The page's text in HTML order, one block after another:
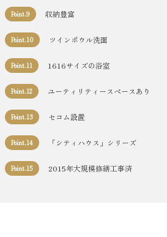
Point.9 収納豊富
Point.10 ツインボウル洗面
Point.11 1616サイズの浴室
Point.12 ユーティリティースペースあり
Point.13 セコム設置
Point.14 「シティハウス」シリーズ
Point.15 2015年大規模修繕工事済